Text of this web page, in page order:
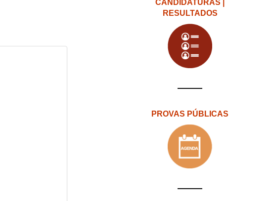
CANDIDATURAS |
RESULTADOS
PROVAS PÚBLICAS